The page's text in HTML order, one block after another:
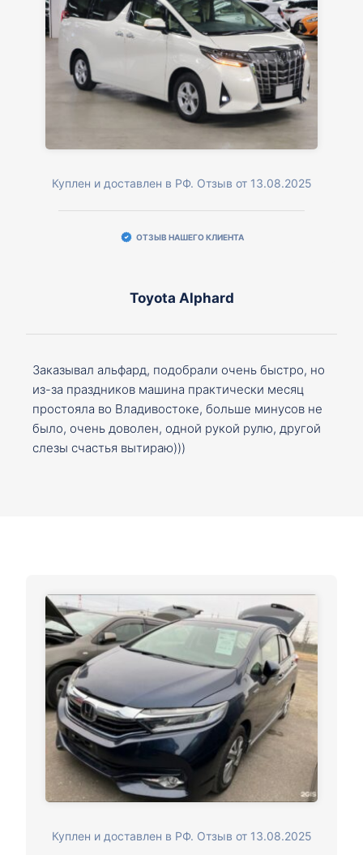
Куплен и доставлен в РФ. Отзыв от 13.08.2025
ОТЗЫВ НАШЕГО КЛИЕНТА
Toyota Alphard
Заказывал альфард, подобрали очень быстро, но
из-за праздников машина практически месяц
простояла во Владивостоке, больше минусов не
было, очень доволен, одной рукой рулю, другой
слезы счастья вытираю)))
Куплен и доставлен в РФ. Отзыв от 13.08.2025